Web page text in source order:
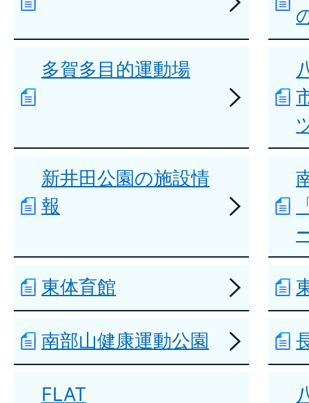
多賀多目的運動場
新井田公園の施設情
報
東体育館
南部山健康運動公園
FLAT